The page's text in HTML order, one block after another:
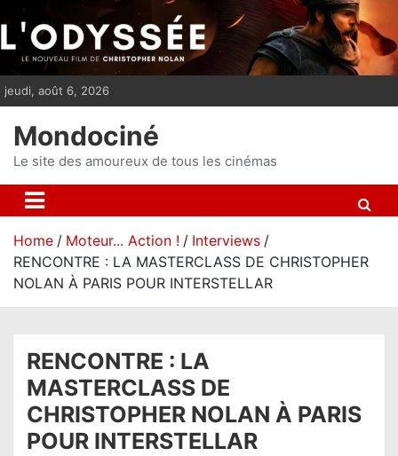
i
p
t
n
jeudi, août 6, 2026
Mondociné
Le site des amoureux de tous les cinémas
Home Moteur... Action !
Interviews
RENCONTRE : LA MASTERCLASS DE CHRISTOPHER
NOLAN À PARIS POUR INTERSTELLAR
RENCONTRE : LA
MASTERCLASS DE
CHRISTOPHER NOLAN À PARIS
POUR INTERSTELLAR